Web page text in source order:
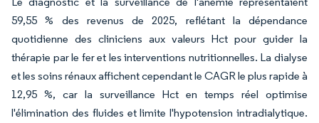
59,55 % des revenus de 2025, reflétant la dépendance
quotidienne des cliniciens aux valeurs Hct pour guider la
thérapie par le fer et les interventions nutritionnelles. La dialyse
et les soins rénaux affichent cependant le CAGR le plus rapide à
12,95 %, car la surveillance Hct en temps réel optimise
l'élimination des fluides et limite l'hypotension intradialytique.